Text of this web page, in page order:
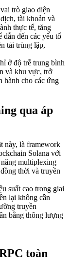
trò giao diện
tài khoản và
thực tế, tăng
đến các yếu tố
tải trùng lặp,
ở độ trễ trung bình
và khu vực, trở
hành cho các ứng
qua áp
này, là framework
Solana với
multiplexing
thời và truyền
suất cao trong giai
lại không cần
truyền
bằng thông lượng
toàn